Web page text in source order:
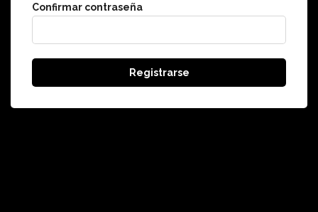
Confirmar contraseña
Registrarse